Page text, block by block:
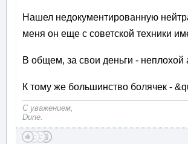
Нашел недокументированную
меня он еще с советской техники
В общем, за свои деньги - неплохой
К тому же большинство болячек -
С уважением,
Dune.